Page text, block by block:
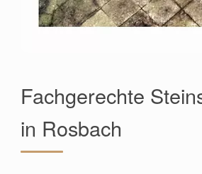
Fachgerechte
in Rosbach